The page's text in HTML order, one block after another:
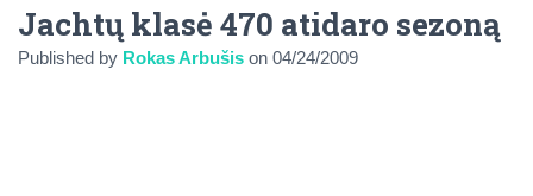
Jachtų klasė 470 atidaro sezoną
Published by Rokas Arbušis on 04/24/2009